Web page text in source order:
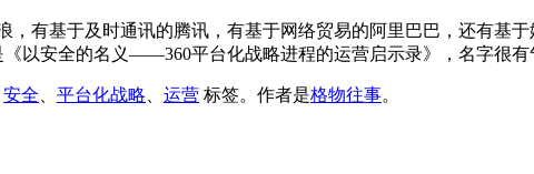
有基于及时通讯的腾讯，有基于网络贸易的阿里巴巴，还有基
以安全的名义——360平台化战略进程的运营启示录》，名字很
安全 平台化战略 运营 标签。 作者是格物往事。